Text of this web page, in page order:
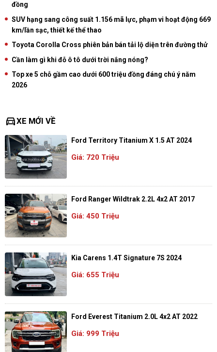
đồng
SUV hạng sang công suất 1.156 mã lực, phạm vi hoạt động 669
km/lần sạc, thiết kế thể thao
Toyota Corolla Cross phiên bản bán tải lộ diện trên đường thử
Cần làm gì khi đỗ ô tô dưới trời nắng nóng?
Top xe 5 chỗ gầm cao dưới 600 triệu đồng đáng chú ý năm
2026
directions_carXE MỚI VỀ
Ford Territory Titanium X 1.5 AT 2024
Giá: 720 Triệu
Ford Ranger Wildtrak 2.2L 4x2 AT 2017
Giá: 450 Triệu
Kia Carens 1.4T Signature 7S 2024
Giá: 655 Triệu
Ford Everest Titanium 2.0L 4x2 AT 2022
Giá: 999 Triệu